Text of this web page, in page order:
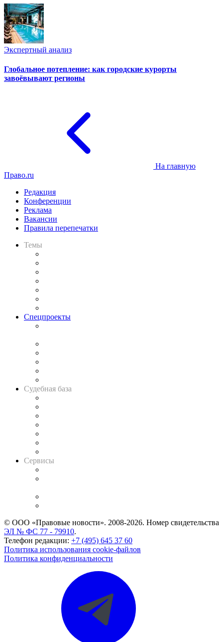
Экспертный анализ
Глобальное потепление: как городские курорты
завоёвывают регионы
На главную
Право.ru
Редакция
Конференции
Реклама
Вакансии
Правила перепечатки
Темы
Спецпроекты
Судебная база
Сервисы
© ООО «Правовые новости». 2008-2026. Номер свидетельства
ЭЛ № ФС 77 - 79910.
Телефон редакции: +7 (495) 645 37 60
Политика использования cookie-файлов
Политика конфиденциальности